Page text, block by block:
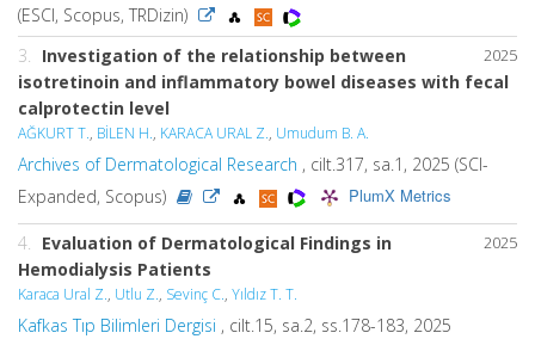
(ESCI, Scopus, TRDizin)
2025
3. Investigation of the relationship between
isotretinoin and inflammatory bowel diseases with fecal
calprotectin level
AĞKURT T., BİLEN H., KARACA URAL Z., Umudum B. A.
Archives of Dermatological Research , cilt.317, sa.1, 2025 (SCI-
Expanded, Scopus)
PlumX Metrics
2025
4. Evaluation of Dermatological Findings in
Hemodialysis Patients
Karaca Ural Z., Utlu Z., Sevinç C., Yıldız T. T.
Kafkas Tıp Bilimleri Dergisi , cilt.15, sa.2, ss.178-183, 2025